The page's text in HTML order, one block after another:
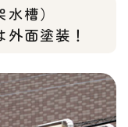
槽）
面塗装！